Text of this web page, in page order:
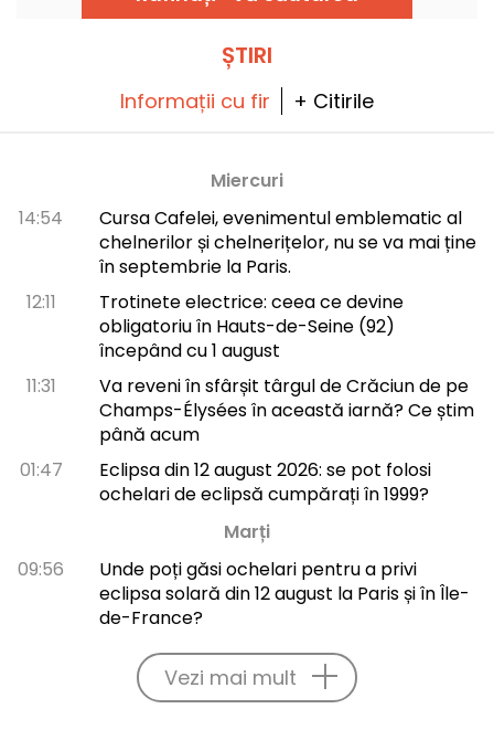
puteți chiar urca la bordul unor aparate
ȘTIRI
Informații cu fir + Citirile
Miercuri
14:54
Cursa Cafelei, evenimentul emblematic al
chelnerilor și chelnerițelor, nu se va mai ține
în septembrie la Paris.
12:11
Trotinete electrice: ceea ce devine
obligatoriu în Hauts-de-Seine (92)
începând cu 1 august
11:31
Va reveni în sfârșit târgul de Crăciun de pe
Champs-Élysées în această iarnă? Ce știm
până acum
01:47
Eclipsa din 12 august 2026: se pot folosi
ochelari de eclipsă cumpărați în 1999?
Marți
09:56
Unde poți găsi ochelari pentru a privi
eclipsa solară din 12 august la Paris și în Île-
de-France?
Vezi mai mult